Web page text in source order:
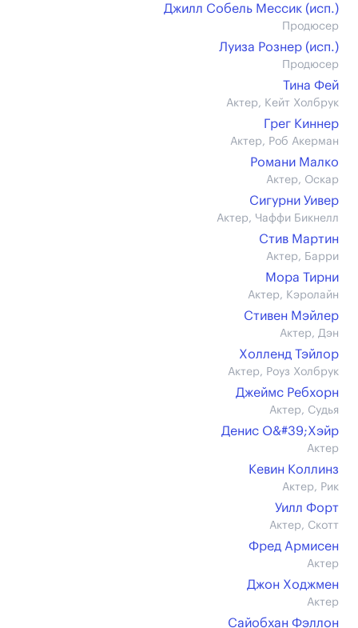
Джилл Собель Мессик (иcп.)
Продюсер
Луиза Рознер (иcп.)
Продюсер
Тина Фей
Актер, Кейт Холбрук
Грег Киннер
Актер, Роб Акерман
Романи Малко
Актер, Оскар
Сигурни Уивер
Актер, Чаффи Бикнелл
Стив Мартин
Актер, Барри
Мора Тирни
Актер, Кэролайн
Стивен Мэйлер
Актер, Дэн
Холленд Тэйлор
Актер, Роуз Холбрук
Джеймс Ребхорн
Актер, Судья
Денис О&#39;Хэйр
Актер
Кевин Коллинз
Актер, Рик
Уилл Форт
Актер, Скотт
Фред Армисен
Актер
Джон Ходжмен
Актер
Сайобхан Фэллон